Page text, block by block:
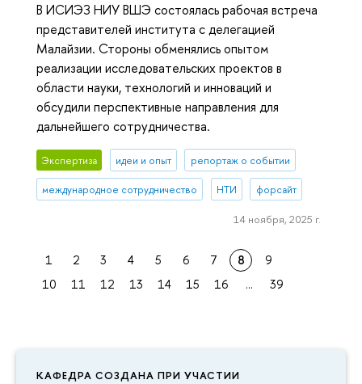
КАФЕДРА СОЗДАНА ПРИ УЧАСТИИ
В ИСИЭЗ НИУ ВШЭ состоялась рабочая встреча
представителей института с делегацией
Малайзии. Стороны обменялись опытом
реализации исследовательских проектов в
области науки, технологий и инноваций и
обсудили перспективные направления для
дальнейшего сотрудничества.
Экспертиза идеи и опыт репортаж о событии
международное сотрудничество НТИ форсайт
14 ноября, 2025 г.
1 2 3 4 5 6 7 8
9
10
11 12 13 14 15 16 ... 39